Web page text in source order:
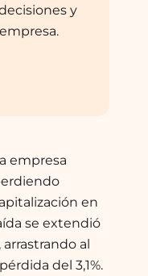
y
empresa
en
se extendió
al
del 3,1%.